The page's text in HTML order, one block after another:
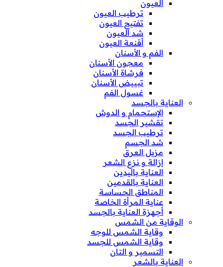
العيون
ترطيب العيون
تفتيح العيون
شد العيون
أقنعة العيون
الفم و الأسنان
معجون الأسنان
فرشاة الأسنان
تبييض الأسنان
غسول الفم
العناية بالجسد
الإستحمام و الدوش
تقشير الجسد
ترطيب الجسد
شد الجسم
مزيل العرق
إزالة و نزع الشعر
العناية باليدين
العناية بالقدمين
المناطق الحساسة
عناية المرأة الخاصة
أجهزة العناية بالجسد
الوقاية من الشمس
وقاية الشمس للوجه
وقاية الشمس للجسد
التسمير و التان
العناية بالشعر